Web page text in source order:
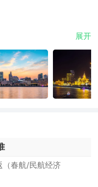
厚重感与文化的韵味。
酒店、轻居酒店、海泰
酒店、柏纳酒店、中亚
叶假日酒店】
点缀，景色层次丰富，是
喀拉峻生态旅游
括东西喀拉峻、阔克苏大
及天籁之林等，各区域之
喀拉峻景区，两者共同售
车进行游览，行程通常需
据行程安排选择在草原上
依综
此停车，随后换乘景区观
、石泉等景点，部分景点
台、库尔代森林峡谷等景
风光尤为壮丽。
餐:含
评4钻）【参考酒店：
国际酒店、星辰国际酒
季枫国际酒店、特克斯·
处那拉提山北坡，是一片
亚高山草甸植物区，属于
系统之一。景区由空中草
貌多样，展现出自然与人
位于第三纪古洪积层之
海拔草原景观，常年绿意
茵，野花点缀其间，气候
办各类民俗活动，游客有
风情。
间车，游览时间不少于4
4钻）【参考酒店：那
酒店、万森度假酒店、君
、逸仙森·凡镜Eden花园
、柏纳S酒店、丽呈酒
禾酒店】
座小车通行），游览独库
游览），抵达独山子后
公路有三分之一是悬崖
山永冻层，跨越了天山
雪的四个冰达坂，其驾
只能用神奇来形容，从
神秘。
库公路受制于天气影
通行，如遇特殊天气当
保障安全，如遇封路情
时调整行程，敬请理
展开
23:50或
时刻相近民航航班，具体
为准！
（春航/民航经济